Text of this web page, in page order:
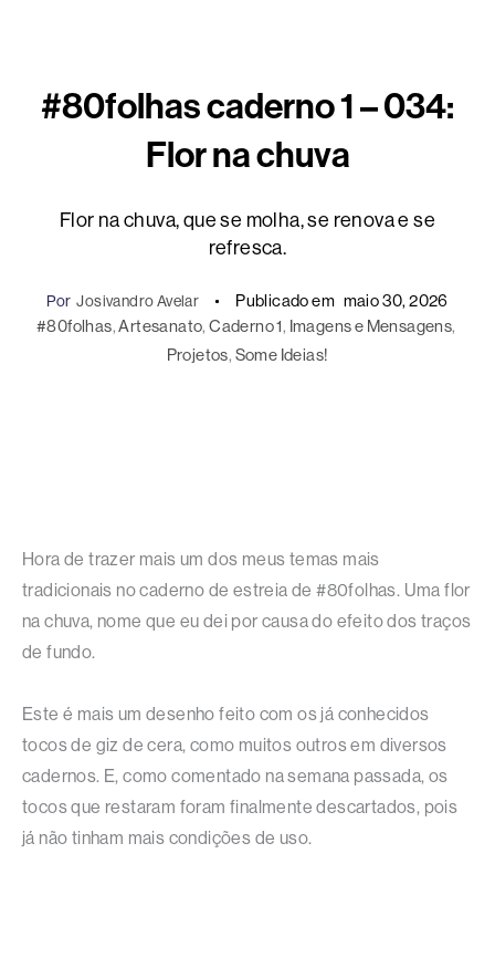
#80folhas caderno 1 – 034:
Flor na chuva
Flor na chuva, que se molha, se renova e se
refresca.
Por Josivandro Avelar Publicado em maio 30, 2026
#80folhas, Artesanato, Caderno 1, Imagens e Mensagens
Projetos, Some Ideias!
Hora de trazer mais um dos meus temas mais
tradicionais no caderno de estreia de #80folhas. Uma flor
na chuva, nome que eu dei por causa do efeito dos traços
de fundo.
Este é mais um desenho feito com os já conhecidos
tocos de giz de cera, como muitos outros em diversos
cadernos. E, como comentado na semana passada, os
tocos que restaram foram finalmente descartados, pois
já não tinham mais condições de uso.